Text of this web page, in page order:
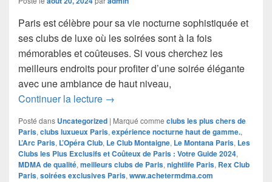
Paris est célèbre pour sa vie nocturne sophistiquée et
ses clubs de luxe où les soirées sont à la fois
mémorables et coûteuses. Si vous cherchez les
meilleurs endroits pour profiter d’une soirée élégante
avec une ambiance de haut niveau,
Continuer la lecture Les Clubs les Plus Exclusifs et
→
Posté dans Uncategorized | Marqué comme clubs les plus chers de
Paris, clubs luxueux Paris, expérience nocturne haut de gamme.,
L’Arc Paris, L’Opéra Club, Le Club Montaigne, Le Montana Paris, Les
Clubs les Plus Exclusifs et Coûteux de Paris : Votre Guide 2024,
MDMA de qualité, meilleurs clubs de Paris, nightlife Paris, Rex Club
Paris, soirées exclusives Paris, www.achetermdma.com